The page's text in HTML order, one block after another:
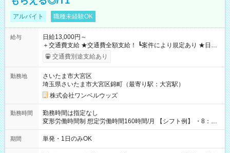
アルバイト 職種未経験OK
給与
日給13,000円～
＋交通費支給 ★交通費全額支給！ ┗案件により規定あり ★日払
いOK！（規定あり） ┗働いたその日に現金GET♪ お仕事後はコ
ンビニATMから 日払い分を引き落とせます！ 【試用期間】試
交通費別途支給あり
勤務地
さいたま市大宮区
埼玉県さいたま市大宮区錦町（最寄り駅：大宮駅）
株式会社ワンベルウッズ
勤務時間
勤務時間は指定なし
変形労働時間制 想定労働時間160時間/月 【シフト例】 ・8：00
～21：00
期間 単発・1日のみOK